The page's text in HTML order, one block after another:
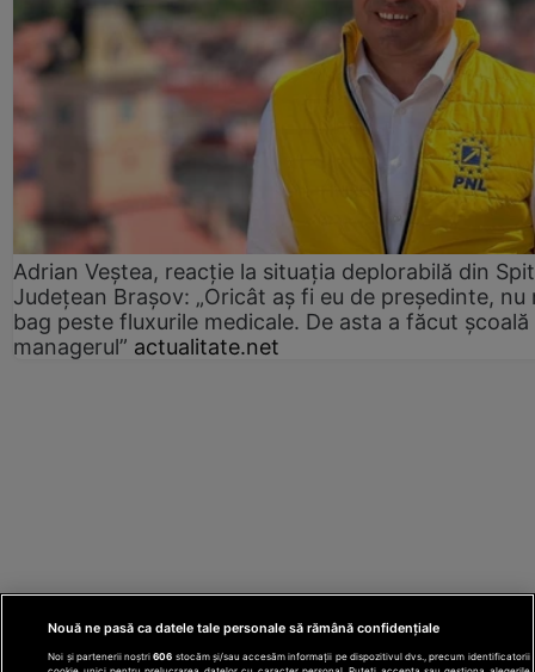
Adrian Veștea, reacție la situația deplorabilă din
Județean Brașov: „Oricât aș fi eu de președinte, nu
bag peste fluxurile medicale. De asta a făcut școală
managerul” actualitate.net
Nouă ne pasă ca datele tale personale să rămână confidențiale
Noi și partenerii noștri606 stocăm și/sau accesăm informații pe dispozitivul dvs., precum identificatorii